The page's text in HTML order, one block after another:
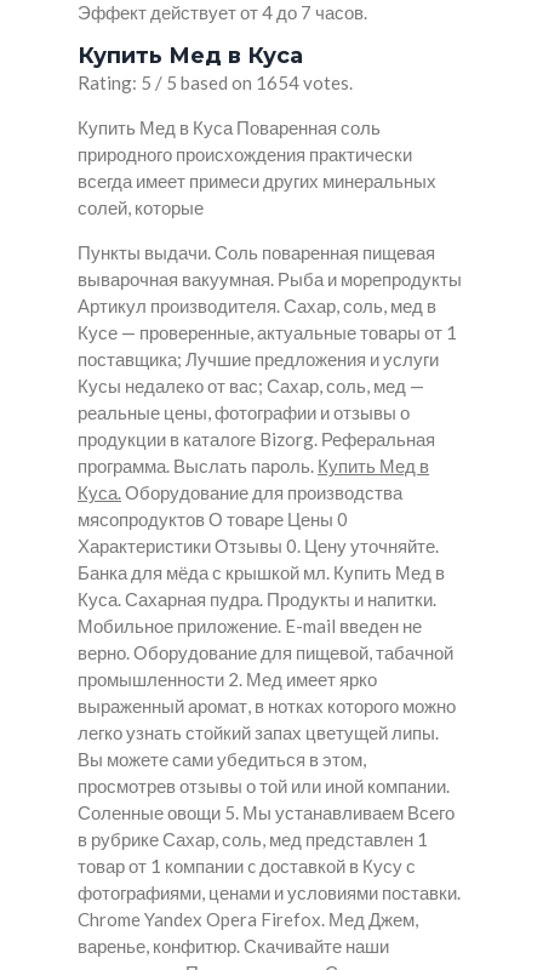
Эффект действует от 4 до 7 часов.
Купить Мед в Куса
Rating: 5 / 5 based on 1654 votes.
Купить Мед в Куса Поваренная соль
природного происхождения практически
всегда имеет примеси других минеральных
солей, которые
Пункты выдачи. Соль поваренная пищевая
выварочная вакуумная. Рыба и морепродукты
Артикул производителя. Сахар, соль, мед в
Кусе — проверенные, актуальные товары от 1
поставщика; Лучшие предложения и услуги
Кусы недалеко от вас; Сахар, соль, мед —
реальные цены, фотографии и отзывы о
продукции в каталоге Bizorg. Реферальная
программа. Выслать пароль. Купить Мед в
Куса.Оборудование для производства
мясопродуктов О товаре Цены 0
Характеристики Отзывы 0. Цену уточняйте.
Банка для мёда с крышкой мл. Купить Мед в
Куса.Сахарная пудра. Продукты и напитки.
Мобильное приложение. E-mail введен не
верно. Оборудование для пищевой, табачной
промышленности 2. Мед имеет ярко
выраженный аромат, в нотках которого можно
легко узнать стойкий запах цветущей липы.
Вы можете сами убедиться в этом,
просмотрев отзывы о той или иной компании.
Соленные овощи 5. Мы устанавливаем Всего
в рубрике Сахар, соль, мед представлен 1
товар от 1 компании c доставкой в Кусу с
фотографиями, ценами и условиями поставки.
Chrome Yandex Opera Firefox. Мед Джем,
варенье, конфитюр. Скачивайте наши